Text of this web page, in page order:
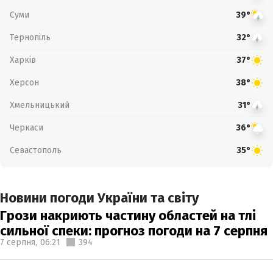
Суми 39°
Тернопіль 32°
Харків 37°
Херсон 38°
Хмельницький 31°
Черкаси 36°
Севастополь 35°
Новини погоди України та світу
Грози накриють частину областей на тлі
сильної спеки: прогноз погоди на 7 серпня
7 серпня, 06:21 394